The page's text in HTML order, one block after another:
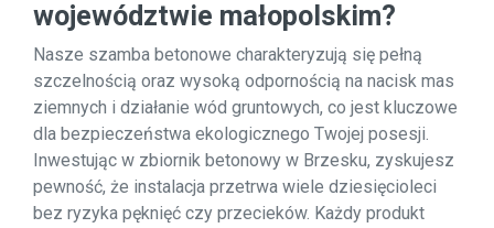
województwie małopolskim?
Nasze szamba betonowe charakteryzują się pełną
szczelnością oraz wysoką odpornością na nacisk mas
ziemnych i działanie wód gruntowych, co jest kluczowe
dla bezpieczeństwa ekologicznego Twojej posesji.
Inwestując w zbiornik betonowy w Brzesku, zyskujesz
pewność, że instalacja przetrwa wiele dziesięcioleci
bez ryzyka pęknięć czy przecieków. Każdy produkt